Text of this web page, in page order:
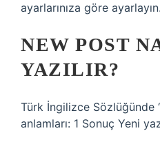
ayarlarınıza göre ayarlayın.
NEW POST
YAZILIR?
Türk İngilizce Sözlüğünde
anlamları: 1 Sonuç Yeni